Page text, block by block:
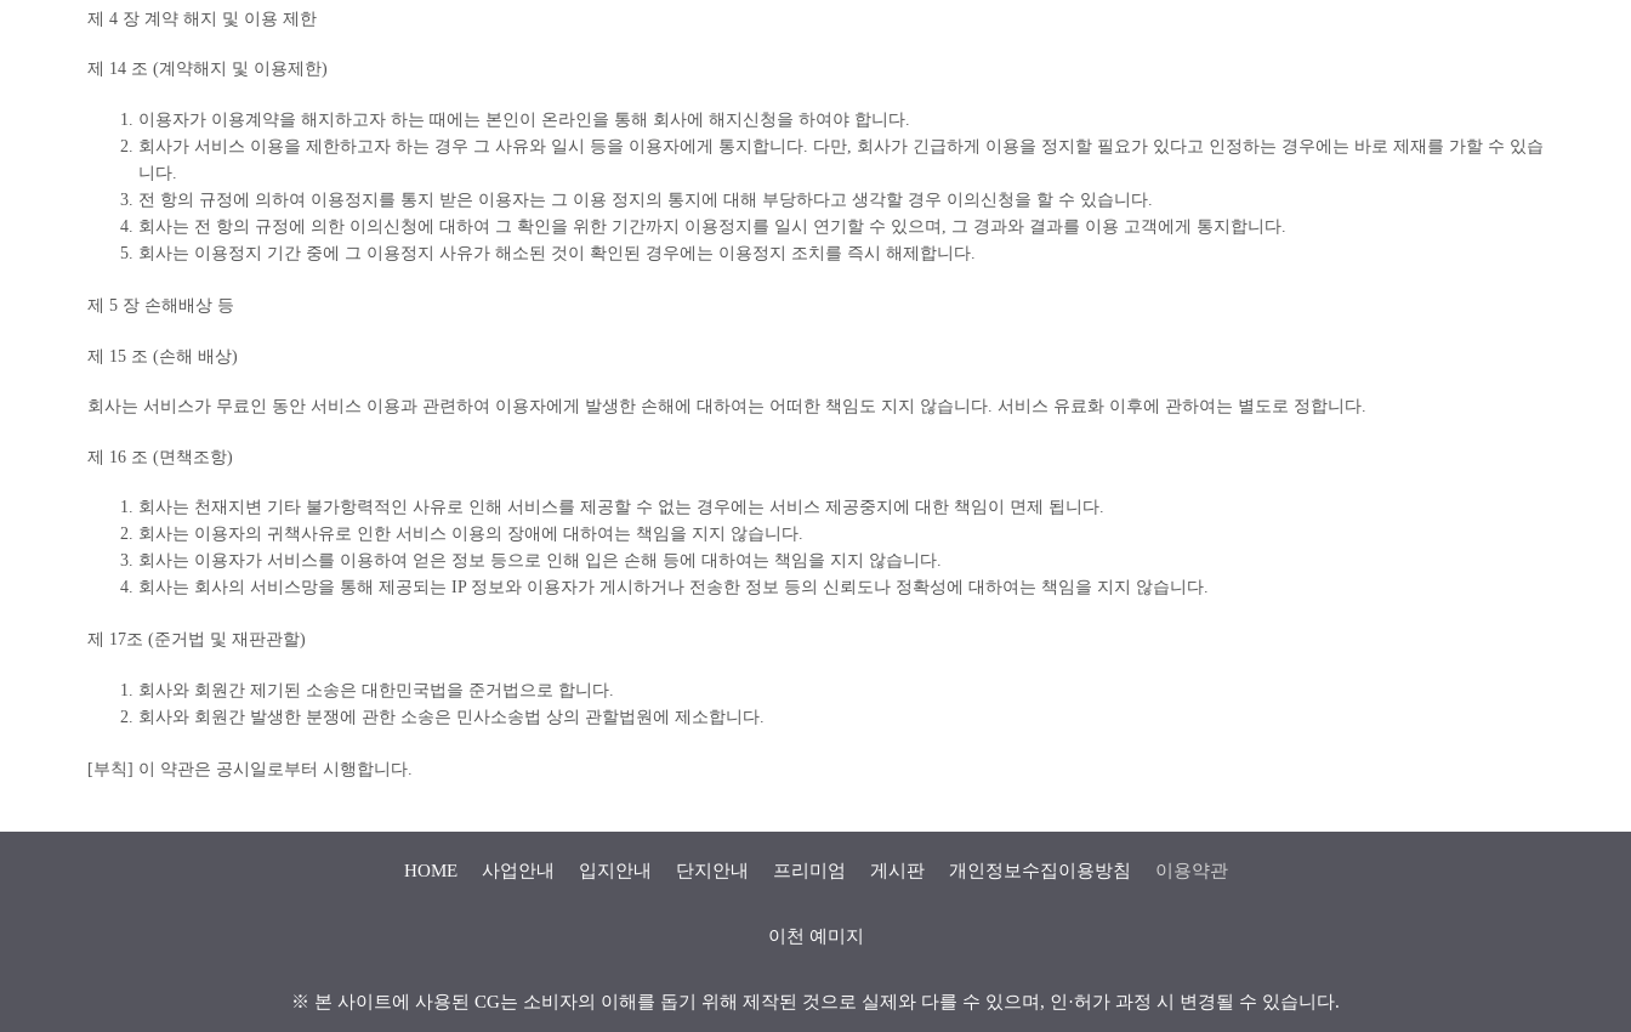
제 4 장 계약 해지 및 이용 제한
제 14 조 (계약해지 및 이용제한)
이용자가 이용계약을 해지하고자 하는 때에는 본인이 온라인을 통해 회사에 해지신청을 하여야 합니다.
회사가 서비스 이용을 제한하고자 하는 경우 그 사유와 일시 등을 이용자에게 통지합니다. 다만, 회사가 긴급하게 이용을 정지할 필요가 있다고 인정하는 경우에는 바로 제재를 가할 수 있습
니다.
전 항의 규정에 의하여 이용정지를 통지 받은 이용자는 그 이용 정지의 통지에 대해 부당하다고 생각할 경우 이의신청을 할 수 있습니다.
회사는 전 항의 규정에 의한 이의신청에 대하여 그 확인을 위한 기간까지 이용정지를 일시 연기할 수 있으며, 그 경과와 결과를 이용 고객에게 통지합니다.
회사는 이용정지 기간 중에 그 이용정지 사유가 해소된 것이 확인된 경우에는 이용정지 조치를 즉시 해제합니다.
제 5 장 손해배상 등
제 15 조 (손해 배상)
회사는 서비스가 무료인 동안 서비스 이용과 관련하여 이용자에게 발생한 손해에 대하여는 어떠한 책임도 지지 않습니다. 서비스 유료화 이후에 관하여는 별도로 정합니다.
제 16 조 (면책조항)
회사는 천재지변 기타 불가항력적인 사유로 인해 서비스를 제공할 수 없는 경우에는 서비스 제공중지에 대한 책임이 면제 됩니다.
회사는 이용자의 귀책사유로 인한 서비스 이용의 장애에 대하여는 책임을 지지 않습니다.
회사는 이용자가 서비스를 이용하여 얻은 정보 등으로 인해 입은 손해 등에 대하여는 책임을 지지 않습니다.
회사는 회사의 서비스망을 통해 제공되는 IP 정보와 이용자가 게시하거나 전송한 정보 등의 신뢰도나 정확성에 대하여는 책임을 지지 않습니다.
제 17조 (준거법 및 재판관할)
회사와 회원간 제기된 소송은 대한민국법을 준거법으로 합니다.
회사와 회원간 발생한 분쟁에 관한 소송은 민사소송법 상의 관할법원에 제소합니다.
[부칙] 이 약관은 공시일로부터 시행합니다.
HOME 사업안내 입지안내 단지안내 프리미엄 게시판 개인정보수집이용방침 이용약관
이천 예미지
※ 본 사이트에 사용된 CG는 소비자의 이해를 돕기 위해 제작된 것으로 실제와 다를 수 있으며, 인·허가 과정 시 변경될 수 있습니다.